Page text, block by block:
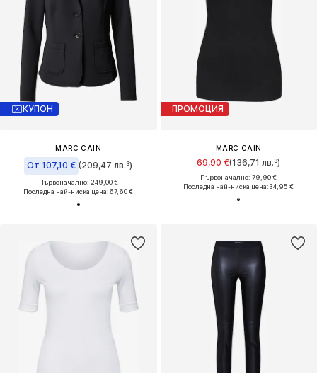
КУПОН
MARC CAIN
От 107,10 € (209,47 лв.³)
Първоначално: 249,00 €
Последна най-ниска цена:67,60 €
ПРОМОЦИЯ
MARC CAIN
69,90 €(136,71 лв.³)
Първоначално: 79,90 €
Последна най-ниска цена:34,95 €